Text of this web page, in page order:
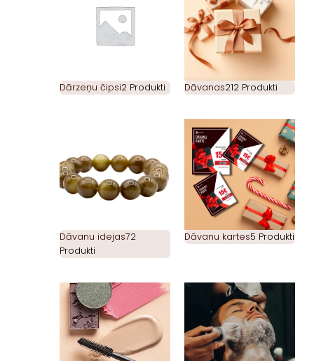
Dārzeņu čipsi2 Produkti Dāvanas212 Produkti
Dāvanu idejas72
Produkti
Dāvanu kartes5 Produkti